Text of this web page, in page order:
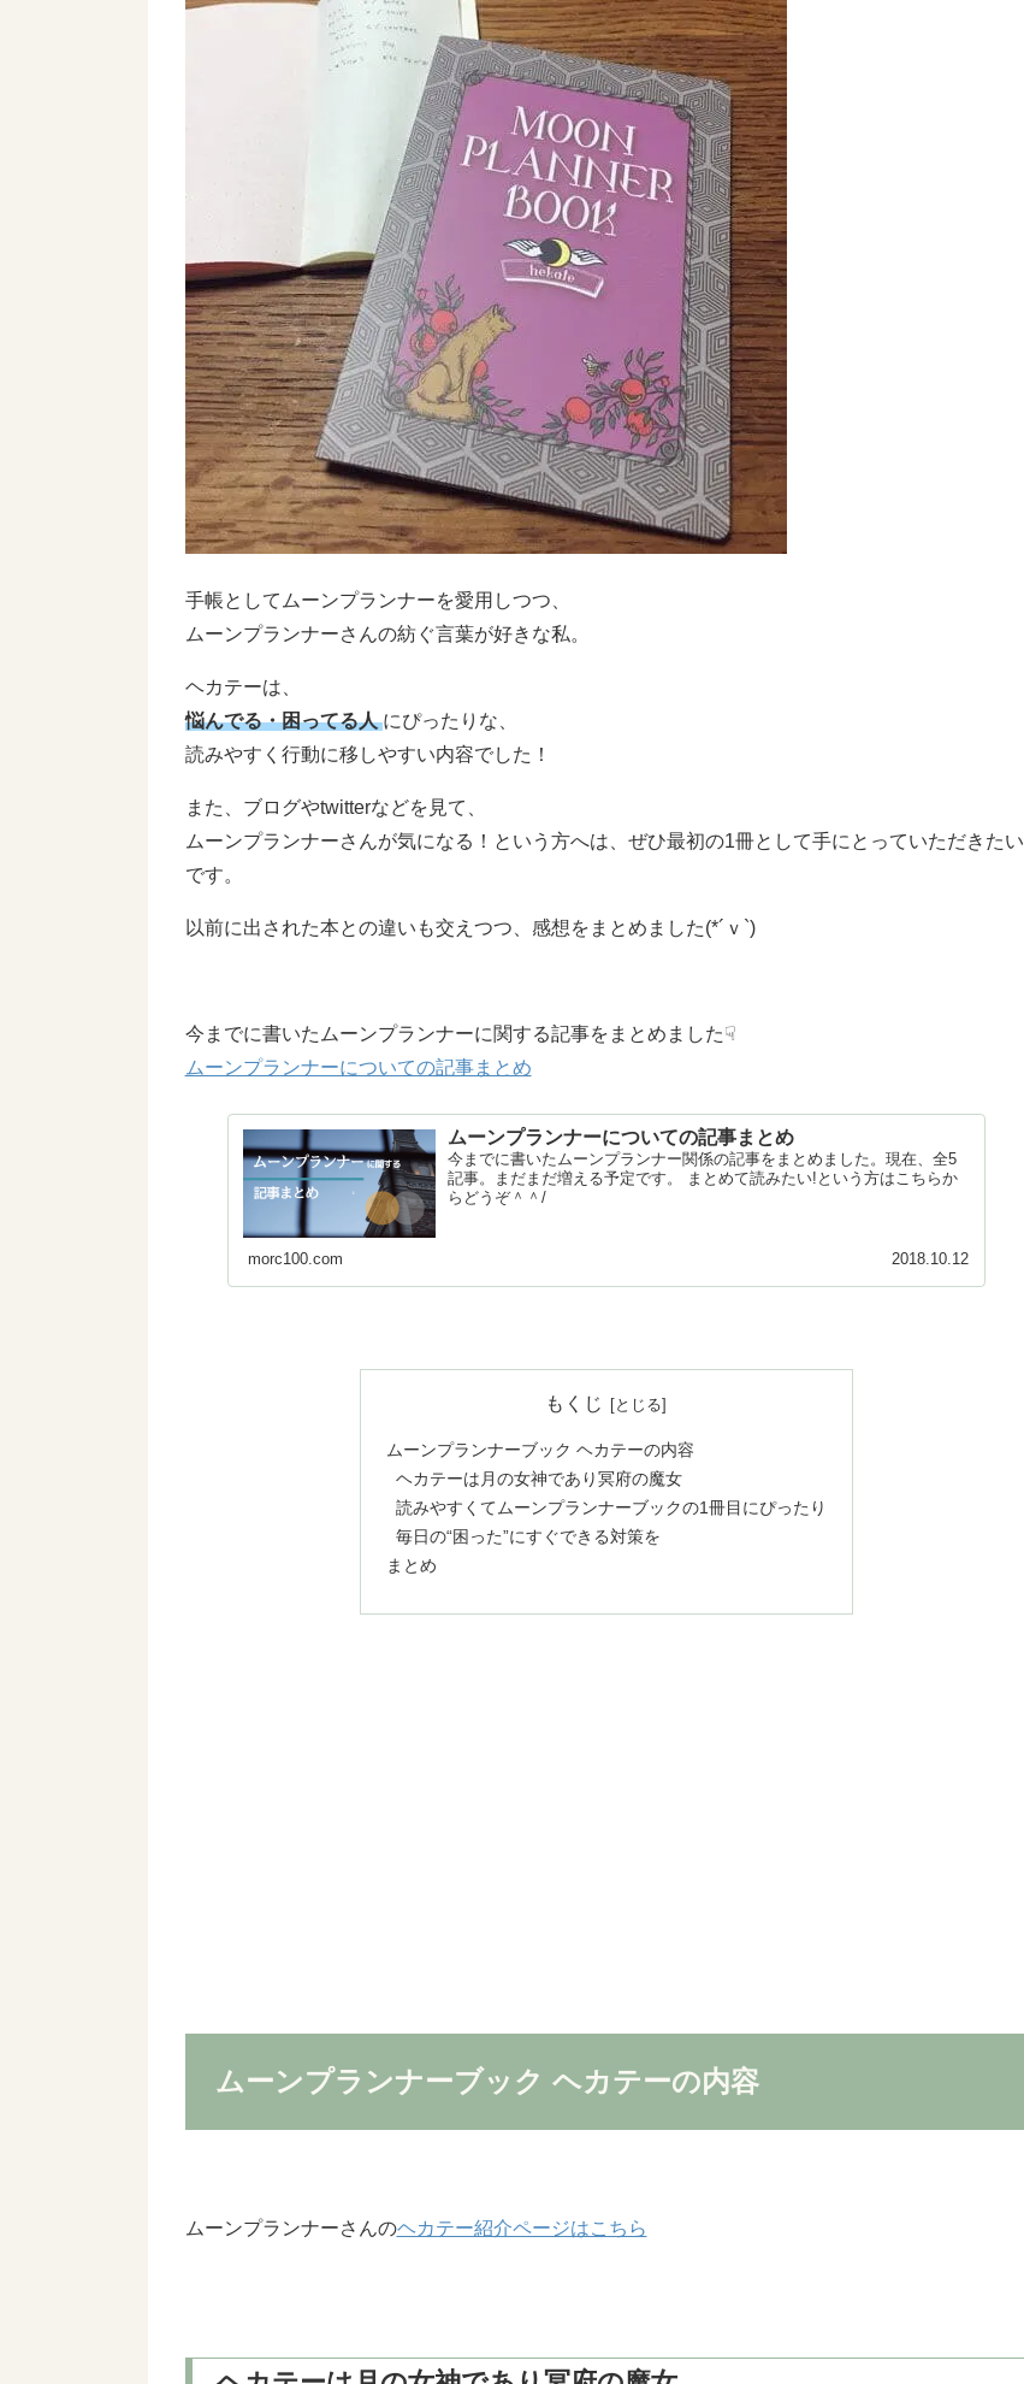
手帳としてムーンプランナーを愛用しつつ、
ムーンプランナーさんの紡ぐ言葉が好きな私。
ヘカテーは、
悩んでる・困ってる人にぴったりな、
読みやすく行動に移しやすい内容でした！
また、ブログやtwitterなどを見て、
ムーンプランナーさんが気になる！という方へは、ぜひ最初の1冊として手にとっていただきたい
です。
以前に出された本との違いも交えつつ、感想をまとめました(*´ｖ`)
今までに書いたムーンプランナーに関する記事をまとめました☟
ムーンプランナーについての記事まとめ
ムーンプランナーについての記事まとめ
今までに書いたムーンプランナー関係の記事をまとめました。現在、全5
記事。まだまだ増える予定です。 まとめて読みたい!という方はこちらか
らどうぞ＾＾/
morc100.com 2018.10.12
もくじ
ムーンプランナーブック ヘカテーの内容
ヘカテーは月の女神であり冥府の魔女
読みやすくてムーンプランナーブックの1冊目にぴったり
毎日の“困った”にすぐできる対策を
まとめ
ムーンプランナーブック ヘカテーの内容
ムーンプランナーさんのヘカテー紹介ページはこちら